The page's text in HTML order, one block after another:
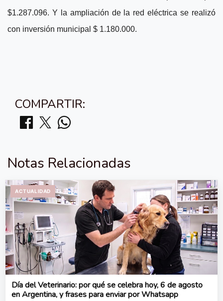
$1.287.096. Y la ampliación de la red eléctrica se realizó
con inversión municipal $ 1.180.000.
COMPARTIR:
Notas Relacionadas
ACTUALIDAD
Día del Veterinario: por qué se celebra hoy, 6 de agosto
en Argentina, y frases para enviar por Whatsapp